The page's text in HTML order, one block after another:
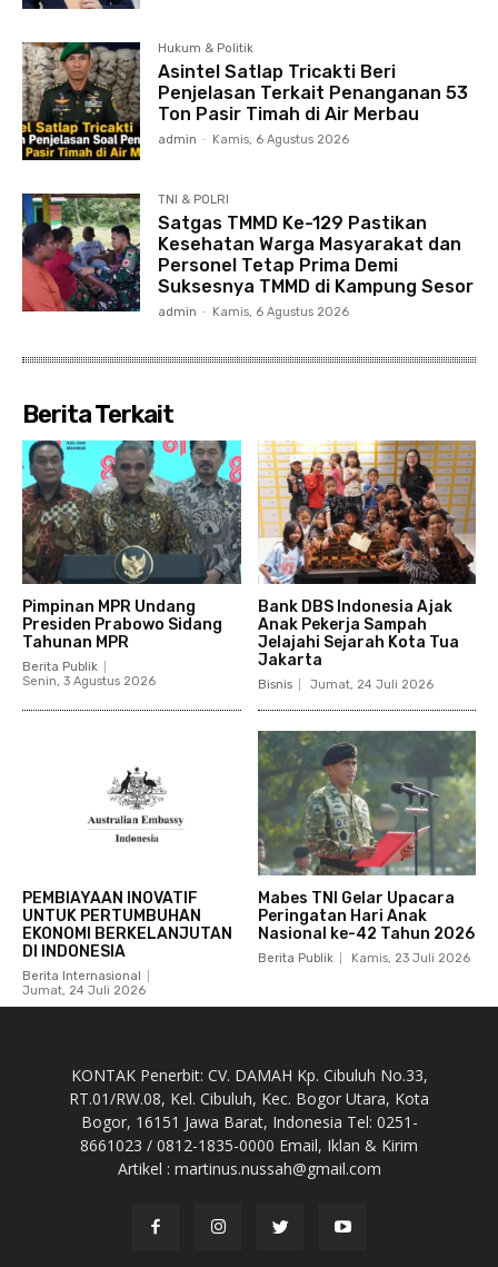
Hukum & Politik
Asintel Satlap Tricakti Beri
Penjelasan Terkait Penanganan 53
Ton Pasir Timah di Air Merbau
admin - Kamis, 6 Agustus 2026
TNI & POLRI
Satgas TMMD Ke-129 Pastikan
Kesehatan Warga Masyarakat dan
Personel Tetap Prima Demi
Suksesnya TMMD di Kampung Sesor
admin - Kamis, 6 Agustus 2026
Berita Terkait
Pimpinan MPR Undang
Presiden Prabowo Sidang
Tahunan MPR
Berita Publik
Senin, 3 Agustus 2026
Bank DBS Indonesia Ajak
Anak Pekerja Sampah
Jelajahi Sejarah Kota Tua
Jakarta
Bisnis Jumat, 24 Juli 2026
PEMBIAYAAN INOVATIF
UNTUK PERTUMBUHAN
EKONOMI BERKELANJUTAN
DI INDONESIA
Berita Internasional
Jumat, 24 Juli 2026
Mabes TNI Gelar Upacara
Peringatan Hari Anak
Nasional ke-42 Tahun 2026
Berita Publik Kamis, 23 Juli 2026
KONTAK Penerbit: CV. DAMAH Kp. Cibuluh No.33,
RT.01/RW.08, Kel. Cibuluh, Kec. Bogor Utara, Kota
Bogor, 16151 Jawa Barat, Indonesia Tel: 0251-
8661023 / 0812-1835-0000 Email, Iklan & Kirim
Artikel : martinus.nussah@gmail.com